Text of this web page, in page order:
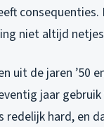
niet altijd
uit de jaren ’50
jaar
redelijk hard, en